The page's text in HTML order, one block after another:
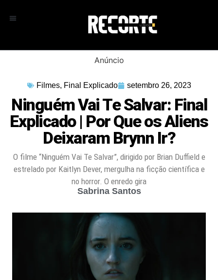
Anúncio
Filmes, Final Explicado setembro 26, 2023
Ninguém Vai Te Salvar: Final
Explicado | Por Que os Aliens
Deixaram Brynn Ir?
O filme “Ninguém Vai Te Salvar”, dirigido por Brian Duffield e
estrelado por Kaitlyn Dever, mergulha na ficção científica e
no horror. O enredo gira
Sabrina Santos